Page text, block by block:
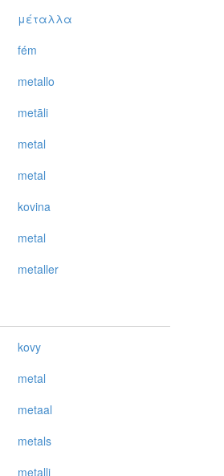
μέταλλα
fém
metallo
metāli
metal
metal
kovina
metal
metaller
kovy
metal
metaal
metals
metalli